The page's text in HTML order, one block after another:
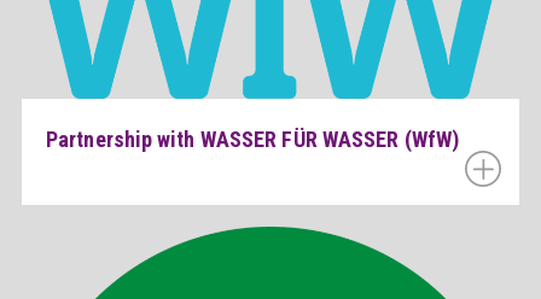
Partnership with WASSER FÜR WASSER (WfW)